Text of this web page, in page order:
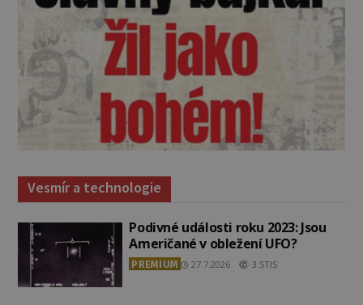
Vesmír a technologie
Podivné události roku 2023: Jsou
Američané v obležení UFO?
PREMIUM 27.7.2026 3.5TIS